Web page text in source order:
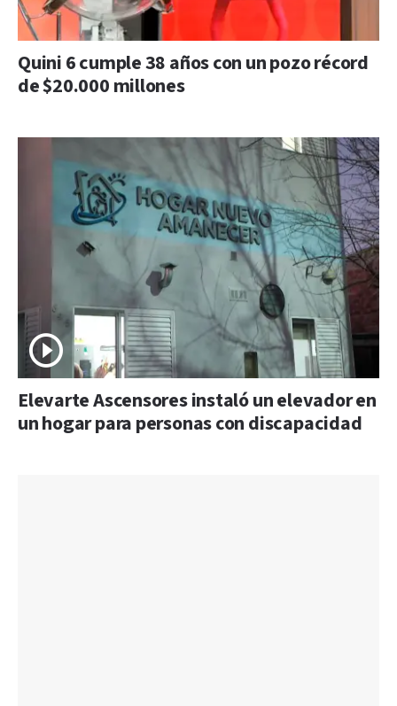
Quini 6 cumple 38 años con un pozo récord
de $20.000 millones
Elevarte Ascensores instaló un elevador en
un hogar para personas con discapacidad